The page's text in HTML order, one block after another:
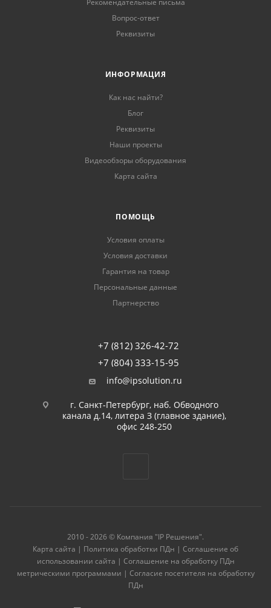
Рекомендательные письма
Вопрос-ответ
Реквизиты
ИНФОРМАЦИЯ
Как нас найти?
Блог
Реквизиты
Наши проекты
Видеообзоры оборудования
Карта сайта
ПОМОЩЬ
Условия оплаты
Условия доставки
Гарантия на товар
Персональные данные
Партнерство
+7 (812) 326-42-72
+7 (804) 333-15-95
info@ipsolution.ru
г. Санкт-Петербург, наб. Обводного
канала д.14, литера З (главное здание),
офис 248-250
2010 - 2026 © Компания "IP Решения".
Карта сайта | Политика обработки ПДн | Соглашение об
использовании сайта | Соглашение на обработку ПДн
метрическими программами | Согласие посетителя на обработку
ПДн